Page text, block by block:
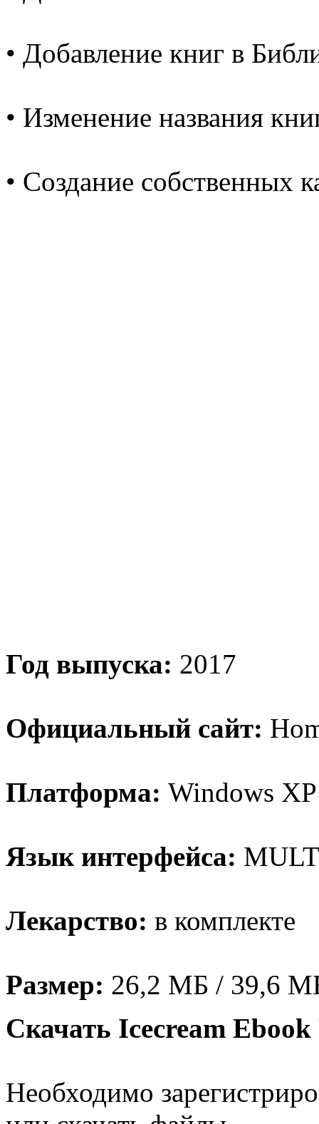
• Добавление книг в
• Изменение названия
• Создание собственных
Год выпуска: 2017
Официальный сайт:
Платформа: Windows
Язык интерфейса:
Лекарство: в комплекте
Размер: 26,2 МБ / 39,6
Скачать Icecream
Необходимо